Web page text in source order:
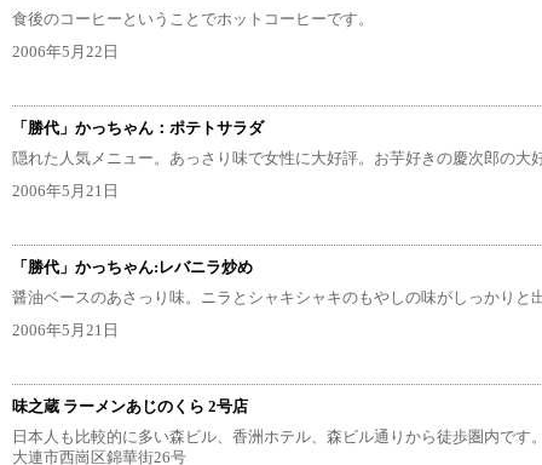
食後のコーヒーということでホットコーヒーです。
2006年5月22日
「勝代」かっちゃん：ポテトサラダ
隠れた人気メニュー。あっさり味で女性に大好評。お芋好きの慶次郎の大
2006年5月21日
「勝代」かっちゃん:レバニラ炒め
醤油ベースのあさっり味。ニラとシャキシャキのもやしの味がしっかりと
2006年5月21日
味之蔵 ラーメンあじのくら 2号店
日本人も比較的に多い森ビル、香洲ホテル、森ビル通りから徒歩圏内です
大連市西崗区錦華街26号